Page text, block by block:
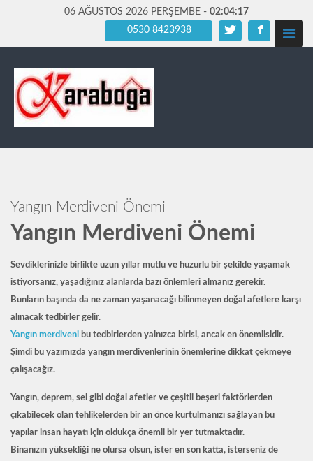
06 AĞUSTOS 2026 PERŞEMBE - 02:04:19
0530 8423938
Yangın Merdiveni Önemi
Yangın Merdiveni Önemi
Sevdiklerinizle birlikte uzun yıllar mutlu ve huzurlu bir şekilde yaşamak
istiyorsanız, yaşadığınız alanlarda bazı önlemleri almanız gerekir.
Bunların başında da ne zaman yaşanacağı bilinmeyen doğal afetlere karşı
alınacak tedbirler gelir.
Yangın merdiveni bu tedbirlerden yalnızca birisi, ancak en önemlisidir.
Şimdi bu yazımızda yangın merdivenlerinin önemlerine dikkat çekmeye
çalışacağız.
Yangın, deprem, sel gibi doğal afetler ve çeşitli beşeri faktörlerden
çıkabilecek olan tehlikelerden bir an önce kurtulmanızı sağlayan bu
yapılar insan hayatı için oldukça önemli bir yer tutmaktadır.
Binanızın yüksekliği ne olursa olsun, ister en son katta, isterseniz de